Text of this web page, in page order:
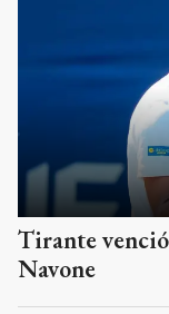
Tirante
Navone